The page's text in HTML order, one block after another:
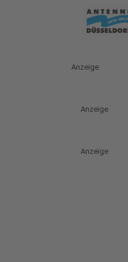
Anzeige
Anzeige
Anzeige